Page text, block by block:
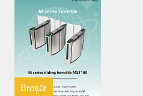
Broşür